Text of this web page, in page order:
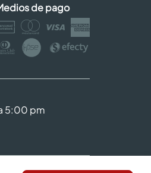
de pago
5:00 pm